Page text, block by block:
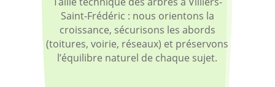
Saint-Frédéric : nous orientons la
croissance, sécurisons les abords
(toitures, voirie, réseaux) et préservons
l’équilibre naturel de chaque sujet.